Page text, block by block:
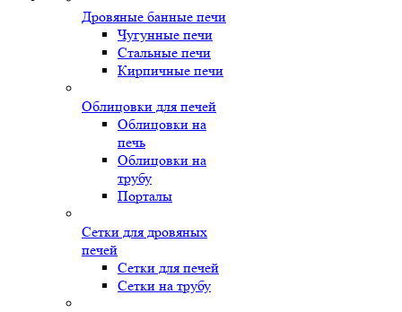
Дровяные банные печи
Чугунные печи
Стальные печи
Кирпичные печи
Облицовки для печей
Облицовки на
печь
Облицовки на
трубу
Порталы
Сетки для дровяных
печей
Сетки для печей
Сетки на трубу